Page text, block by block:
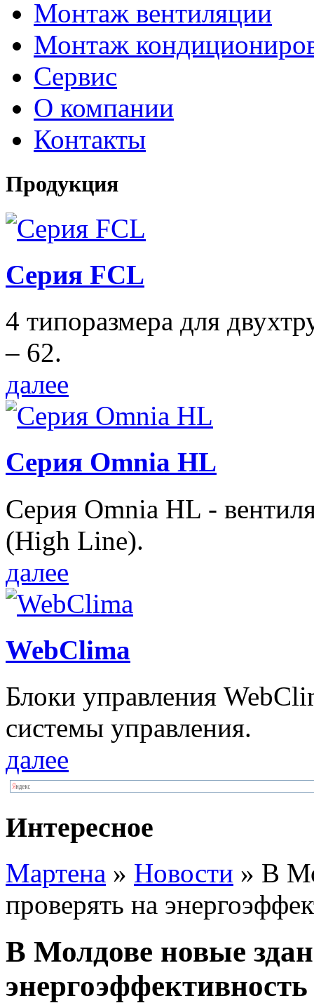
Монтаж вентиляции
Монтаж
Сервис
О компании
Контакты
Продукция
Серия FCL
4 типоразмера для
– 62.
далее
Серия Omnia HL
Серия Omnia HL -
(High Line).
далее
WebClima
Блоки упрaвлeния
системы управления.
далее
Интересное
Мартена » Новости » В
проверять на
В Молдове новые
энергоэффективность